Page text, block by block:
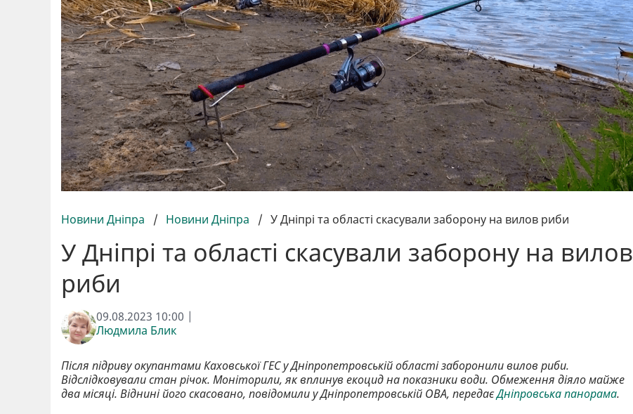
Новини Дніпра / Новини Дніпра / У Дніпрі та області скасували заборону на вилов риби
У Дніпрі та області скасували заборону на вилов
риби
09.08.2023 10:00 |
Людмила Блик
Після підриву окупантами Каховської ГЕС у Дніпропетровській області заборонили вилов риби.
Відслідковували стан річок. Моніторили, як вплинув екоцид на показники води. Обмеження діяло майже
два місяці. Віднині його скасовано, повідомили у Дніпропетровській ОВА, передаєДніпровська панорама.